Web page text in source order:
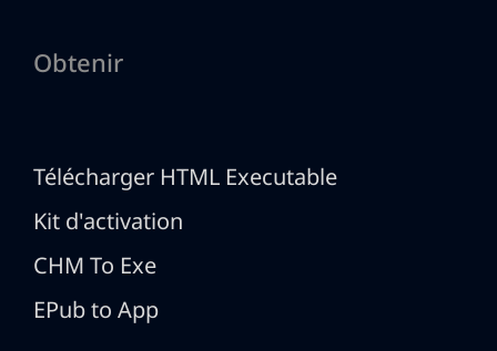
Obtenir
Télécharger HTML Executable
Kit d'activation
CHM To Exe
EPub to App